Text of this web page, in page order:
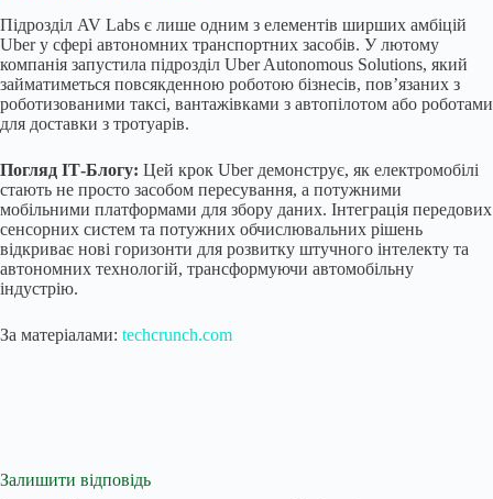
Підрозділ AV Labs є лише одним з елементів ширших амбіцій
Uber у сфері автономних транспортних засобів. У лютому
компанія запустила підрозділ Uber Autonomous Solutions, який
займатиметься повсякденною роботою бізнесів, пов’язаних з
роботизованими таксі, вантажівками з автопілотом або роботами
для доставки з тротуарів.
Погляд ІТ-Блогу: Цей крок Uber демонструє, як електромобілі
стають не просто засобом пересування, а потужними
мобільними платформами для збору даних. Інтеграція передових
сенсорних систем та потужних обчислювальних рішень
відкриває нові горизонти для розвитку штучного інтелекту та
автономних технологій, трансформуючи автомобільну
індустрію.
За матеріалами: techcrunch.com
Залишити відповідь